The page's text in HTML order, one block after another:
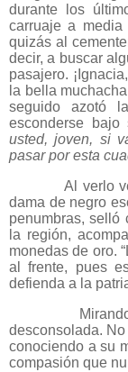
durante los
carruaje a
quizás al
decir, a buscar
pasajero.
la bella
seguido azotó
esconderse
usted, joven, si
pasar por esta
Al verlo
dama de negro
penumbras, selló
la región,
monedas de oro.
al frente, pues
defienda a la
desconsolada.
conociendo a su
compasión que